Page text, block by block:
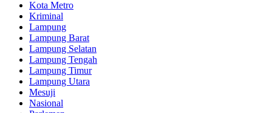
Kota Metro
Kriminal
Lampung
Lampung Barat
Lampung Selatan
Lampung Tengah
Lampung Timur
Lampung Utara
Mesuji
Nasional